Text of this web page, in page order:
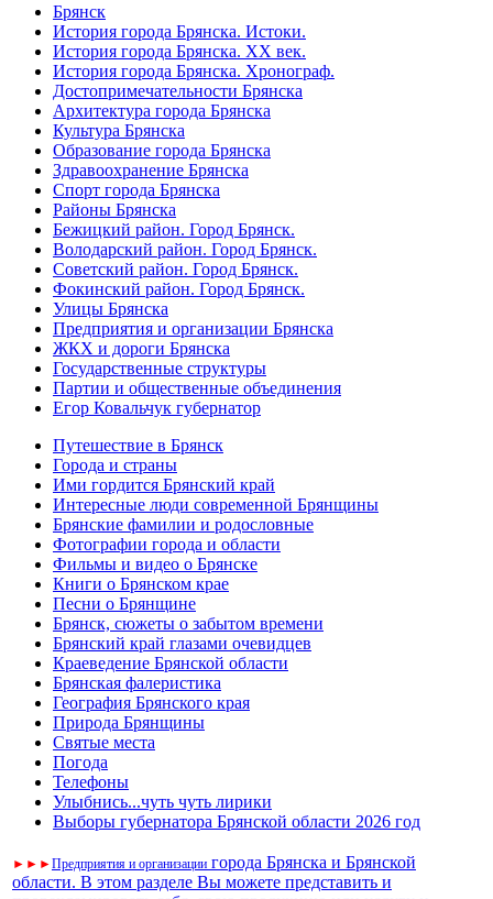
Брянск
История города Брянска. Истоки.
История города Брянска. XX век.
История города Брянска. Хронограф.
Достопримечательности Брянска
Архитектура города Брянска
Культура Брянска
Образование города Брянска
Здравоохранение Брянска
Спорт города Брянска
Районы Брянска
Бежицкий район. Город Брянск.
Володарский район. Город Брянск.
Советский район. Город Брянск.
Фокинский район. Город Брянск.
Улицы Брянска
Предприятия и организации Брянска
ЖКХ и дороги Брянска
Государственные структуры
Партии и общественные объединения
Егор Ковальчук губернатор
Путешествие в Брянск
Города и страны
Ими гордится Брянский край
Интересные люди современной Брянщины
Брянские фамилии и родословные
Фотографии города и области
Фильмы и видео о Брянске
Книги о Брянском крае
Песни о Брянщине
Брянск, сюжеты о забытом времени
Брянский край глазами очевидцев
Краеведение Брянской области
Брянская фалеристика
География Брянского края
Природа Брянщины
Святые места
Погода
Телефоны
Улыбнись...чуть чуть лирики
Выборы губернатора Брянской области 2026 год
► ► ►Предприятия и организации города Брянска и Брянской
области. В этом разделе Вы можете представить и